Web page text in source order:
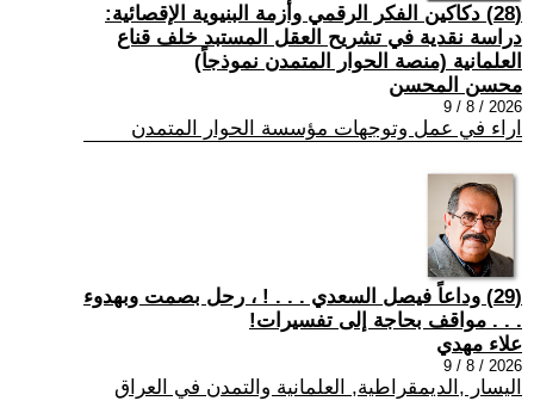
(28) دكاكين الفكر الرقمي وأزمة البنيوية الإقصائية:
دراسة نقدية في تشريح العقل المستبد خلف قناع
العلمانية (منصة الحوار المتمدن نموذجاً)
محسن المحسن
2026 / 8 / 9
اراء في عمل وتوجهات مؤسسة الحوار المتمدن
(29) وداعاً فيصل السعدي . . . ! ، رحل بصمت وبهدوء
. . . مواقف بحاجة إلى تفسيرات!
علاء مهدي
2026 / 8 / 9
اليسار ,الديمقراطية, العلمانية والتمدن في العراق